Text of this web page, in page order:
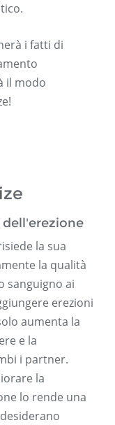
i fatti di
il modo
la sua
la qualità
sanguigno ai
erezioni
aumenta la
e la
i partner.
la
lo rende una